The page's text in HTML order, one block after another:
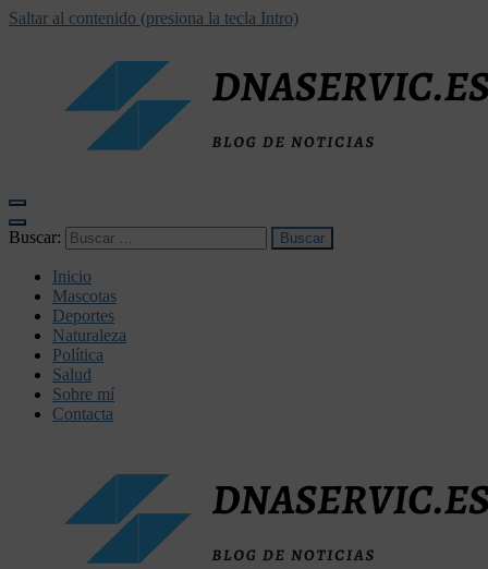
Saltar al contenido (presiona la tecla Intro)
Buscar:
Inicio
Mascotas
Deportes
Naturaleza
Política
Salud
Sobre mí
Contacta